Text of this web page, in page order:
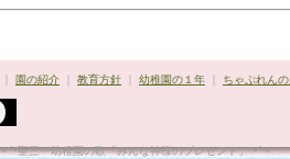
園の紹介 教育方針 幼稚園の１年 ちゃぷれん
*¨`•聖三一幼稚園の歌「みんな神様のプレゼント」"•´¨*